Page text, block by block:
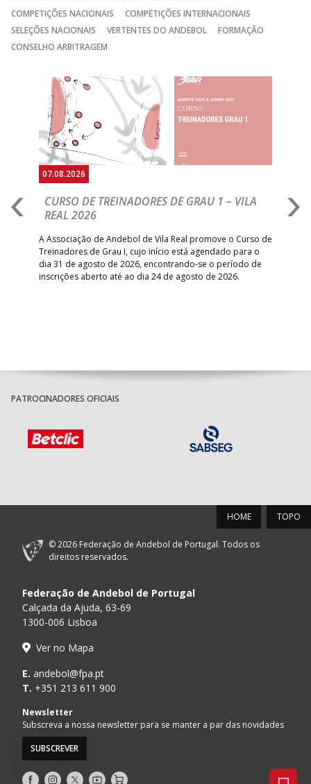
COMPETIÇÕES NACIONAIS
COMPETIÇÕES INTERNACIONAIS
SELEÇÕES NACIONAIS
VERTENTES DO ANDEBOL
FORMAÇÃO
CONSELHO ARBITRAGEM
07.08.2026
CURSO DE TREINADORES DE GRAU 1 – VILA
REAL 2026
A Associação de Andebol de Vila Real promove o Curso de
Treinadores de Grau I, cujo início está agendado para o
dia 31 de agosto de 2026, encontrando-se o período de
inscrições aberto até ao dia 24 de agosto de 2026.
Anterior
PATROCINADORES OFICIAIS
TOPO
HOME
© 2026 Federação de Andebol de Portugal. Todos os
direitos reservados.
Federação de Andebol de Portugal
Calçada da Ajuda, 63-69
1300-006 Lisboa
Ver no Mapa
E. andebol@fpa.pt
T. +351 213 611 900
Newsletter
Subscreva a nossa newsletter para se manter a par das novidades
SUBSCREVER
Siga- Siga- Siga- AndebolTV
Loja